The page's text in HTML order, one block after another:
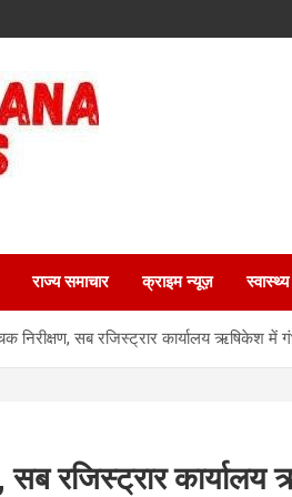
राज्य समाचार क्राइम न्यूज़ स्वास्थ्य
निरीक्षण, सब रजिस्ट्रार कार्यालय ऋषिकेश में
रजिस्ट्रार